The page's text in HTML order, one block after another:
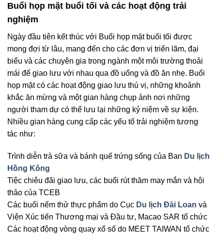
Buổi họp mặt buổi tối và các hoạt động trải
nghiệm
Ngày đầu tiên kết thúc với Buổi họp mặt buổi tối được
mong đợi từ lâu, mang đến cho các đơn vị triển lãm, đại
biểu và các chuyên gia trong ngành một môi trường thoải
mái để giao lưu với nhau qua đồ uống và đồ ăn nhẹ. Buổi
họp mặt có các hoạt động giao lưu thú vị, những khoảnh
khắc ăn mừng và một gian hàng chụp ảnh nơi những
người tham dự có thể lưu lại những kỷ niệm về sự kiện.
Nhiều gian hàng cung cấp các yếu tố trải nghiệm tương
tác như:
Trình diễn trà sữa và bánh quế trứng sống của Ban Du lịch
Hồng Kông
Tiệc chiêu đãi giao lưu, các buổi rút thăm may mắn và hội
thảo của TCEB
Các buổi nếm thử thực phẩm do Cục Du lịch Đài Loan và
Viện Xúc tiến Thương mại và Đầu tư, Macao SAR tổ chức
Các hoạt động vòng quay xổ số do MEET TAIWAN tổ chức